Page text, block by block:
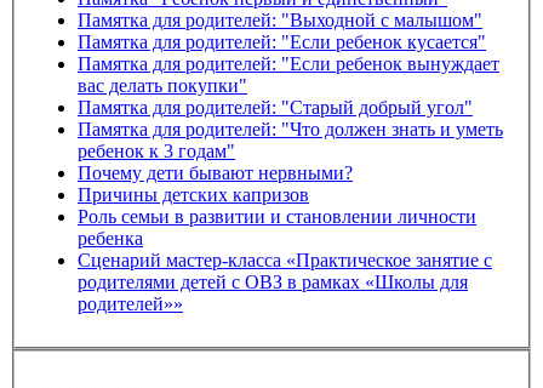
Памятка для родителей: "Выходной с малышом"
Памятка для родителей: "Если ребенок кусается"
Памятка для родителей: "Если ребенок вынуждает
вас делать покупки"
Памятка для родителей: "Старый добрый угол"
Памятка для родителей: "Что должен знать и уметь
ребенок к 3 годам"
Почему дети бывают нервными?
Причины детских капризов
Роль семьи в развитии и становлении личности
ребенка
Сценарий мастер-класса «Практическое занятие с
родителями детей с ОВЗ в рамках «Школы для
родителей»»